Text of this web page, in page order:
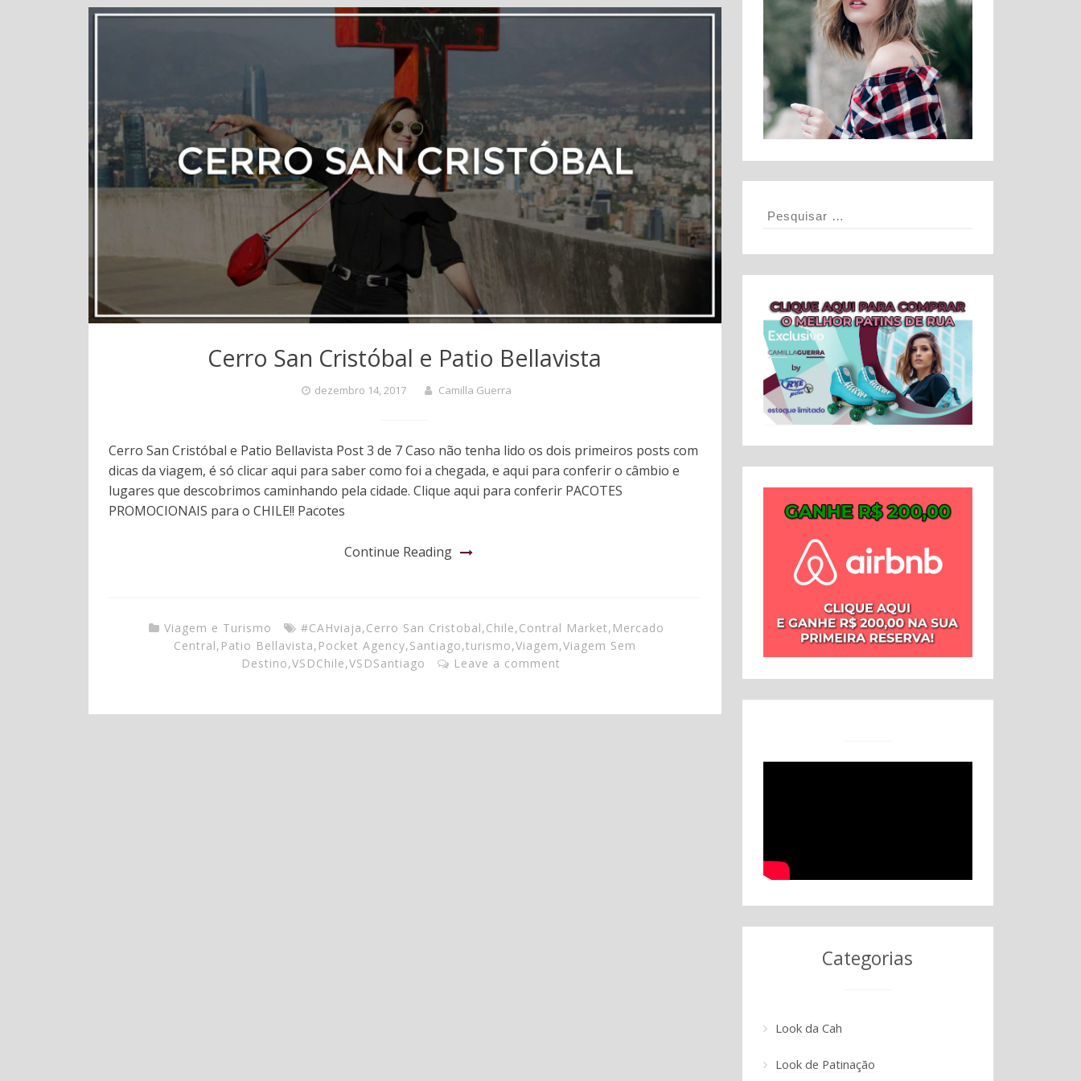
Cerro San Cristóbal e Patio Bellavista
dezembro 14, 2017 Camilla Guerra
Cerro San Cristóbal e Patio Bellavista Post 3 de 7 Caso não tenha lido os dois primeiros posts com
dicas da viagem, é só clicar aqui para saber como foi a chegada, e aqui para conferir o câmbio e
lugares que descobrimos caminhando pela cidade. Clique aqui para conferir PACOTES
PROMOCIONAIS para o CHILE!! Pacotes
Continue Reading
Viagem e Turismo #CAHviaja,Cerro San Cristobal,Chile,Contral Market, Mercado
Central, Patio Bellavista, Pocket Agency,Santiago,turismo,Viagem,Viagem Sem
Destino,VSDChile,VSDSantiago Leave a comment
Categorias
Look da Cah
Look de Patinação